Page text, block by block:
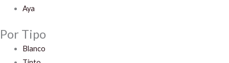
Aya
Por Tipo
Blanco